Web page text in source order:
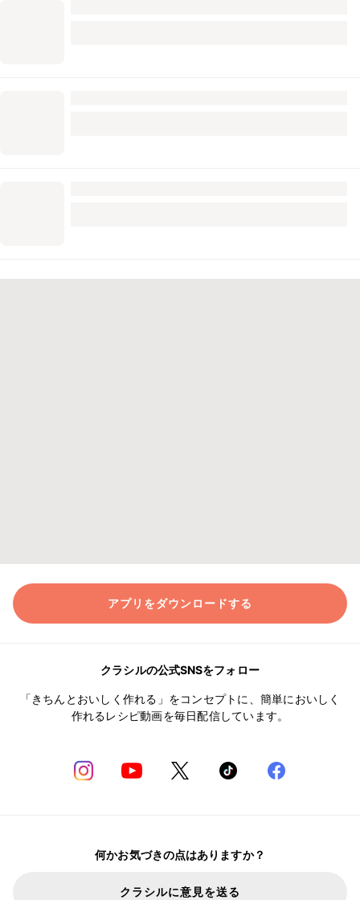
アプリをダウンロードする
クラシルの公式SNSをフォロー
「きちんとおいしく作れる」をコンセプトに、簡単においしく
作れるレシピ動画を毎日配信しています。
何かお気づきの点はありますか？
クラシルに意見を送る